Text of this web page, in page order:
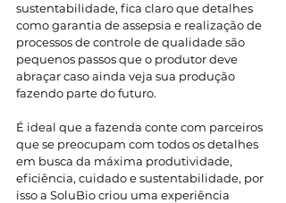
sustentabilidade, fica claro que detalhes
como garantia de assepsia e realização de
processos de controle de qualidade são
pequenos passos que o produtor deve
abraçar caso ainda veja sua produção
fazendo parte do futuro.
É ideal que a fazenda conte com parceiros
que se preocupam com todos os detalhes
em busca da máxima produtividade,
eficiência, cuidado e sustentabilidade, por
isso a SoluBio criou uma experiência